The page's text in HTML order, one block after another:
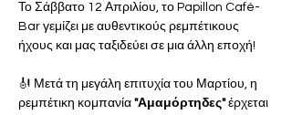
Το Σάββατο 12 Απριλίου, το Papillon Café-
Bar γεμίζει με αυθεντικούς ρεμπέτικους
ήχους και μας ταξιδεύει σε μια άλλη εποχή!
🎻 Μετά τη μεγάλη επιτυχία του Μαρτίου, η
ρεμπέτικη κομπανία "Αμαμόρτηδες" έρχεται